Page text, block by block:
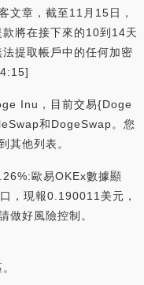
文章，截至11月15日，
將在接下來的10到14天
提取帳戶中的任何加密
Inu，目前交易{Doge
和DogeSwap。您
其他列表。
歐易OKEx數據顯
，現報0.190011美元，
做好風險控制。